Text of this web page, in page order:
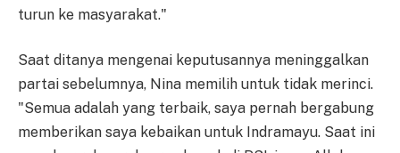
turun ke masyarakat."
Saat ditanya mengenai keputusannya meninggalkan
partai sebelumnya, Nina memilih untuk tidak merinci.
"Semua adalah yang terbaik, saya pernah bergabung
memberikan saya kebaikan untuk Indramayu. Saat ini